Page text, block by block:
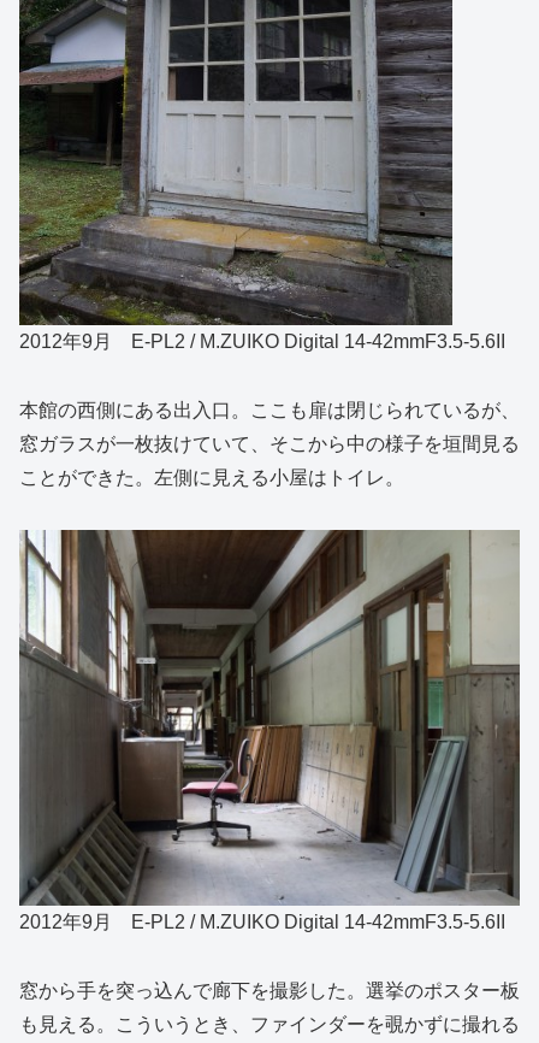
2012年9月 E-PL2 / M.ZUIKO Digital 14-42mmF3.5-5.6II
本館の西側にある出入口。ここも扉は閉じられているが、
窓ガラスが一枚抜けていて、そこから中の様子を垣間見る
ことができた。左側に見える小屋はトイレ。
2012年9月 E-PL2 / M.ZUIKO Digital 14-42mmF3.5-5.6II
窓から手を突っ込んで廊下を撮影した。選挙のポスター板
も見える。こういうとき、ファインダーを覗かずに撮れる